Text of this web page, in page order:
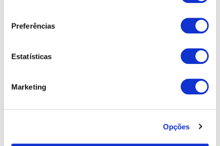
Preferências
Estatísticas
Marketing
Opções